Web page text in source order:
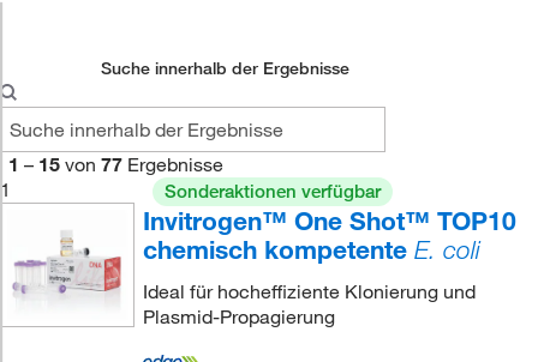
Suche innerhalb der Ergebnisse
1 – 15 von 77 Ergebnisse
1
Sonderaktionen verfügbar
Invitrogen™ One Shot™ TOP10
chemisch kompetente E. coli
Ideal für hocheffiziente Klonierung und
Plasmid-Propagierung